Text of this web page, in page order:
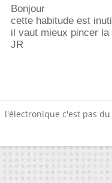
Bonjour
cette habitude est
il vaut mieux pincer
JR
l'électronique c'est pas